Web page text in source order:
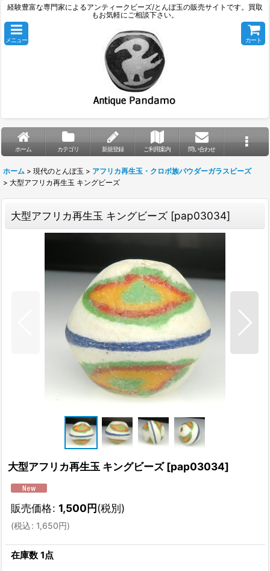
経験豊富な専門家によるアンティークビーズ/とんぼ玉の販売サイトです。買取
もお気軽にご相談下さい。
メニュー カート
ホーム カテゴリ 新規登録 ご利用案内 問い合わせ
ホーム > 現代のとんぼ玉 > アフリカ再生玉・クロボ族パウダーガラスビーズ
> 大型アフリカ再生玉 キングビーズ
大型アフリカ再生玉 キングビーズ [pap03034]
大型アフリカ再生玉 キングビーズ [pap03034]
販売価格: 1,500円(税別)
(税込: 1,650円)
在庫数 1点